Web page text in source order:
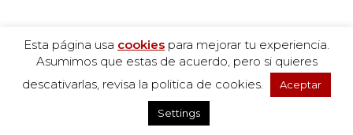
Esta página usa cookies para mejorar tu experiencia.
Asumimos que estas de acuerdo, pero si quieres
descativarlas, revisa la politica de cookies.
Aceptar
Settings